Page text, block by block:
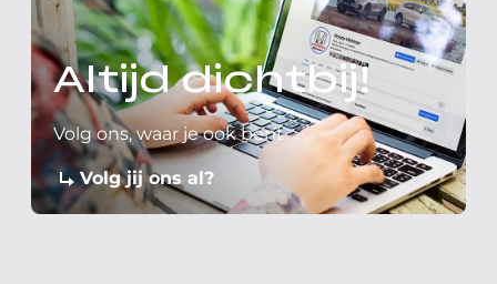
Altijd dichtbij!
Volg ons, waar je ook bent
Volg jij ons al?